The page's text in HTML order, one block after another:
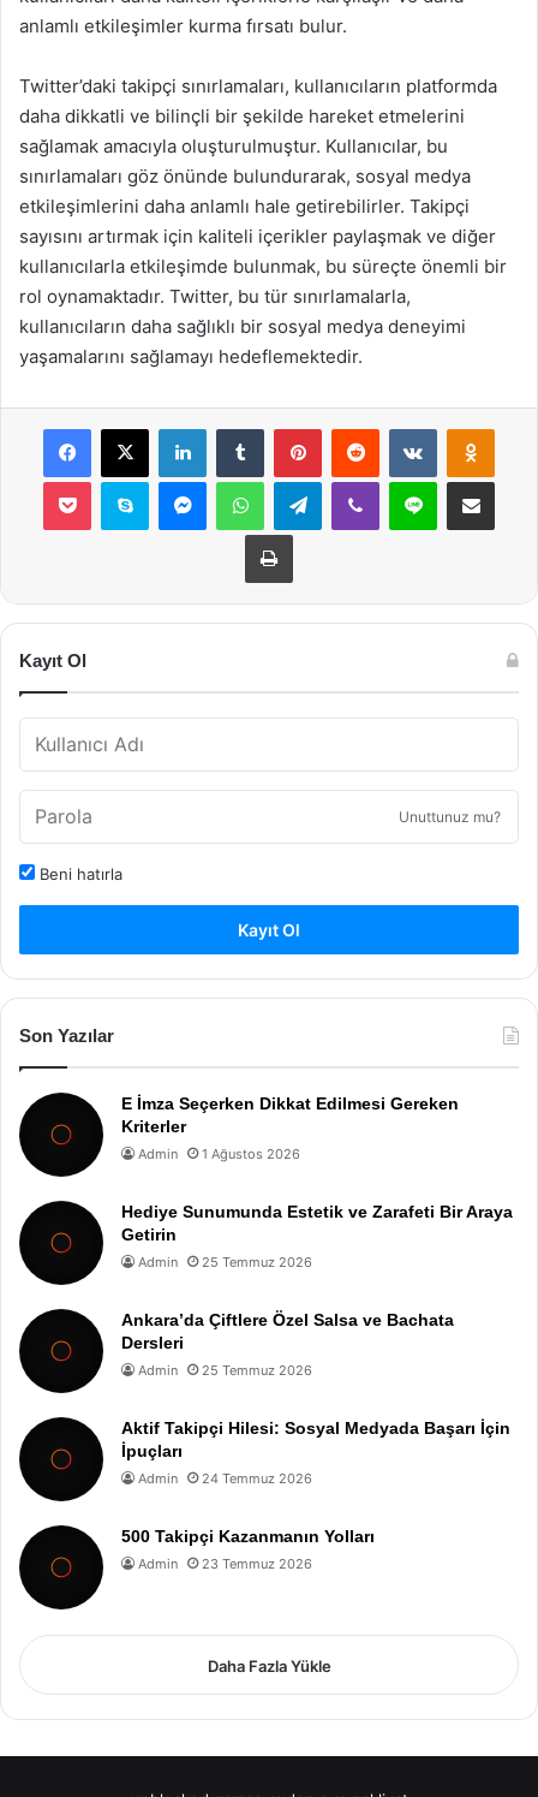
anlamlı etkileşimler kurma fırsatı bulur.
Twitter’daki takipçi sınırlamaları, kullanıcıların platformda
daha dikkatli ve bilinçli bir şekilde hareket etmelerini
sağlamak amacıyla oluşturulmuştur. Kullanıcılar, bu
sınırlamaları göz önünde bulundurarak, sosyal medya
etkileşimlerini daha anlamlı hale getirebilirler. Takipçi
sayısını artırmak için kaliteli içerikler paylaşmak ve diğer
kullanıcılarla etkileşimde bulunmak, bu süreçte önemli bir
rol oynamaktadır. Twitter, bu tür sınırlamalarla,
kullanıcıların daha sağlıklı bir sosyal medya deneyimi
yaşamalarını sağlamayı hedeflemektedir.
Facebook
X LinkedInTumblr PinterestReddit VKontakte
Pocket Skype MessengerWhatsAppTelegramViber Line E-Posta ile
Yazdır
Kayıt Ol
Unuttunuz mu?
Beni hatırla
Kayıt Ol
Son Yazılar
E İmza Seçerken Dikkat Edilmesi Gereken
Kriterler
Admin 1 Ağustos 2026
Hediye Sunumunda Estetik ve Zarafeti Bir Araya
Getirin
Admin 25 Temmuz 2026
Ankara’da Çiftlere Özel Salsa ve Bachata
Dersleri
Admin 25 Temmuz 2026
Aktif Takipçi Hilesi: Sosyal Medyada Başarı İçin
İpuçları
Admin 24 Temmuz 2026
500 Takipçi Kazanmanın Yolları
Admin 23 Temmuz 2026
Daha Fazla Yükle